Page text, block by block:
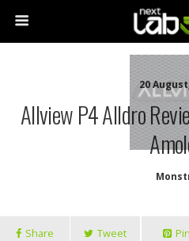
20
Allview P4 Alldro
Share Tweet Pin